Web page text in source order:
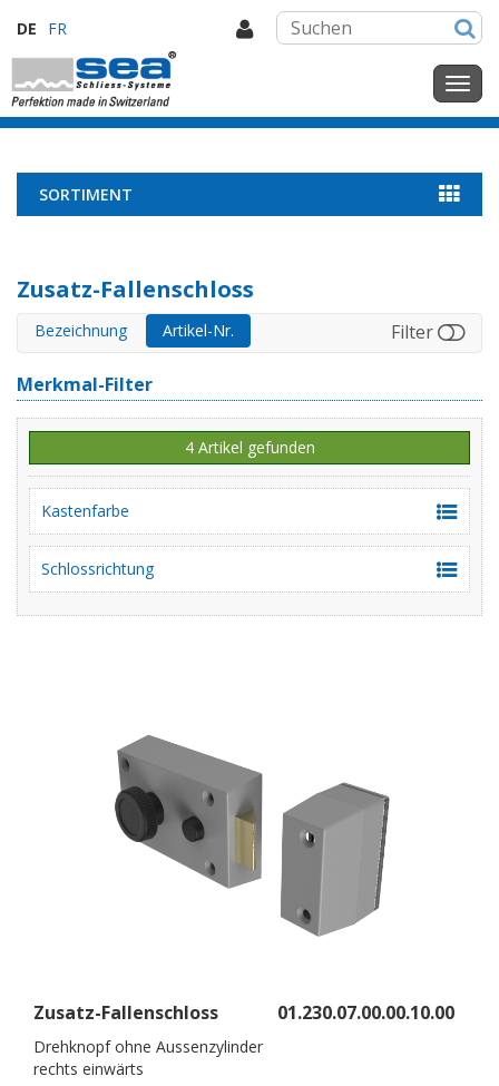
DE FR
SORTIMENT
Zusatz-Fallenschloss
Bezeichnung Artikel-Nr. Filter
Merkmal-Filter
4 Artikel gefunden
Kastenfarbe
Schlossrichtung
Zusatz-Fallenschloss 01.230.07.00.00.10.00
Drehknopf ohne Aussenzylinder
rechts einwärts